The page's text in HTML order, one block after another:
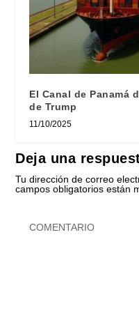
El Canal de Panamá
de Trump
11/10/2025
Deja una
Tu dirección de correo
campos obligatorios están